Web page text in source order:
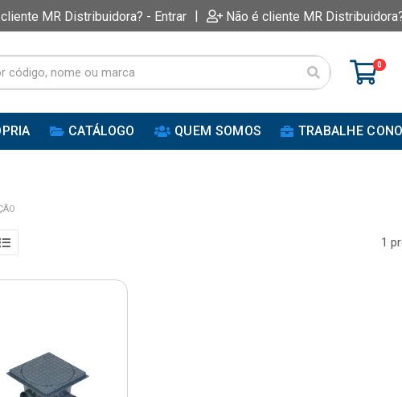
MR Distribuidora? - Entrar | Não é cliente MR
0
CATÁLOGO QUEM SOMOS TRABALHE
1